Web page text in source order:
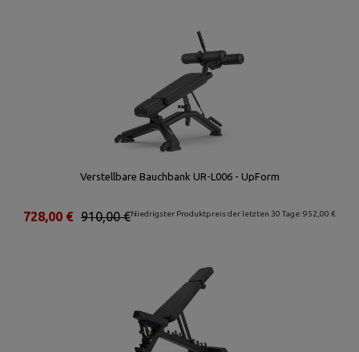
Verstellbare Bauchbank UR-L006 - UpForm
Niedrigster Produktpreis der letzten 30 Tage: 952,00 €
910,00 €
728,00 €